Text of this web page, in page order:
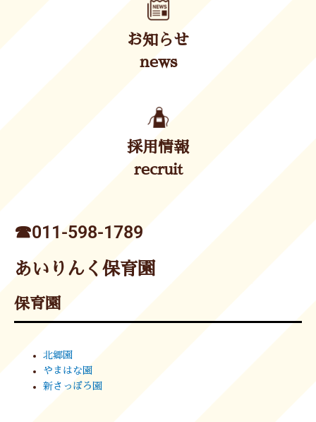
お知らせ
news
採用情報
recruit
☎︎011-598-1789
あいりんく保育園
保育園
北郷園
やまはな園
新さっぽろ園